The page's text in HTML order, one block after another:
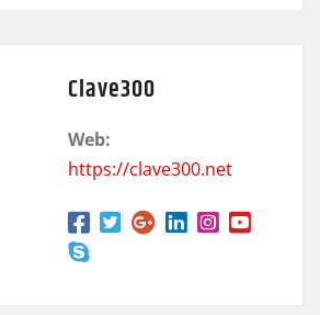
Clave300
Web:
https://clave300.net